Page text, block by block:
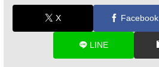
X Facebook
LINE